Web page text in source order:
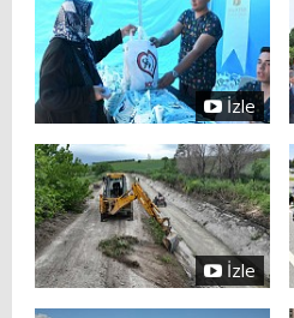
İzle
İzle